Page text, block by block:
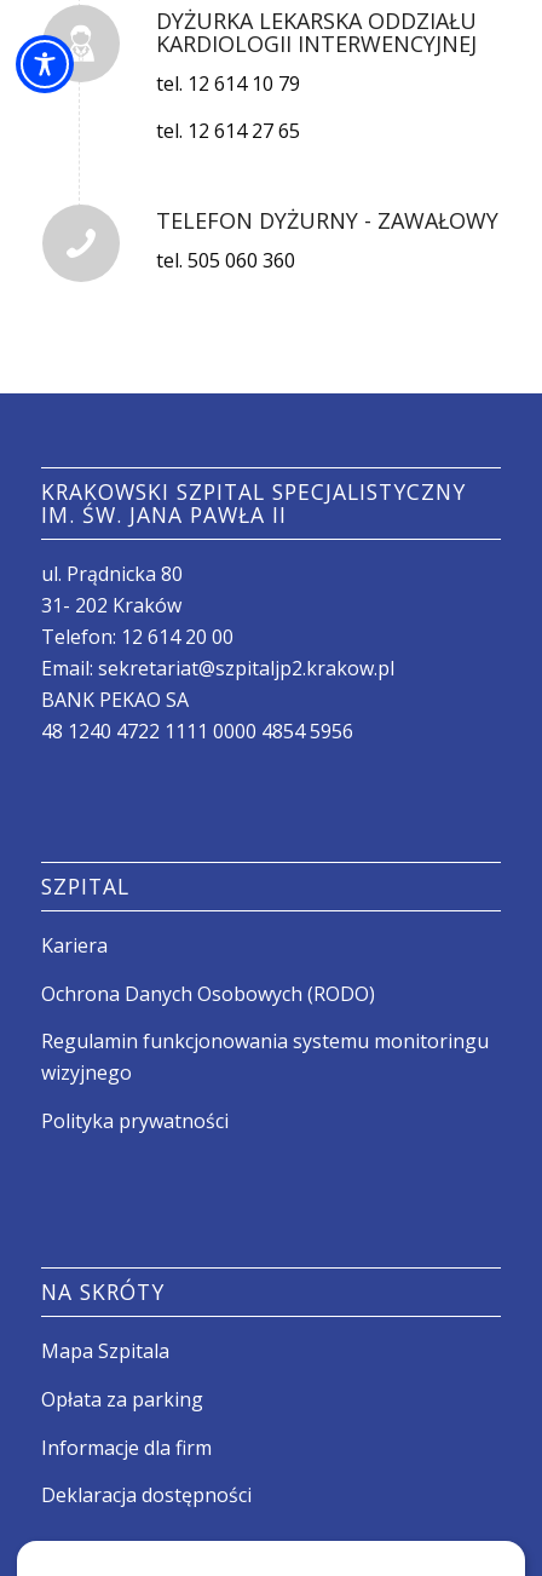
DYŻURKA LEKARSKA ODDZIAŁU
KARDIOLOGII INTERWENCYJNEJ
tel. 12 614 10 79
tel. 12 614 27 65
TELEFON DYŻURNY - ZAWAŁOWY
tel. 505 060 360
KRAKOWSKI SZPITAL SPECJALISTYCZNY
IM. ŚW. JANA PAWŁA II
ul. Prądnicka 80
31- 202 Kraków
Telefon: 12 614 20 00
Email: sekretariat@szpitaljp2.krakow.pl
BANK PEKAO SA
48 1240 4722 1111 0000 4854 5956
SZPITAL
Kariera
Ochrona Danych Osobowych (RODO)
Regulamin funkcjonowania systemu monitoringu
wizyjnego
Polityka prywatności
NA SKRÓTY
Mapa Szpitala
Opłata za parking
Informacje dla firm
Deklaracja dostępności